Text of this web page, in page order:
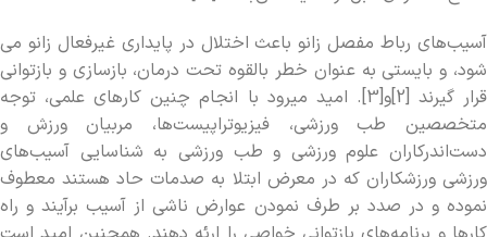
آسیب­‌های رباط مفصل زانو باعث اختلال در پایداری غیرفعال زانو می­‌
شود، و بایستی به عنوان خطر بالقوه تحت درمان، بازسازی و بازتوانی
قرار گیرند [2]و[3]. امید می­رود با انجام چنین کارهای علمی، توجه
متخصصین طب ورزشی، فیزیوتراپیست‌­ها، مربیان ورزش و
دست‌اندرکاران علوم ورزشی و طب ورزشی به شناسایی آسیب­‌های
ورزشی ورزشکاران که در معرض ابتلا به صدمات حاد هستند معطوف
نموده و در صدد بر طرف نمودن عوارض ناشی از آسیب برآیند و راه